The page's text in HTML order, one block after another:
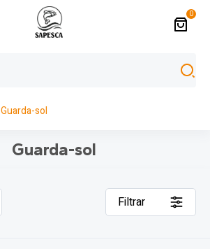
0
Guarda-sol
Guarda-sol
Filtrar